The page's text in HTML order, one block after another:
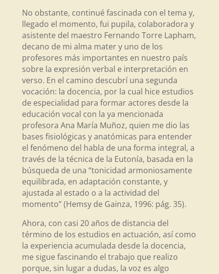
No obstante, continué fascinada con el tema y,
llegado el momento, fui pupila, colaboradora y
asistente del maestro Fernando Torre Lapham,
decano de mi alma mater y uno de los
profesores más importantes en nuestro país
sobre la expresión verbal e interpretación en
verso. En el camino descubrí una segunda
vocación: la docencia, por la cual hice estudios
de especialidad para formar actores desde la
educación vocal con la ya mencionada
profesora Ana María Muñoz, quien me dio las
bases fisiológicas y anatómicas para entender
el fenómeno del habla de una forma integral, a
través de la técnica de la Eutonía, basada en la
búsqueda de una “tonicidad armoniosamente
equilibrada, en adaptación constante, y
ajustada al estado o a la actividad del
momento” (Hemsy de Gainza, 1996: pág. 35).
Ahora, con casi 20 años de distancia del
término de los estudios en actuación, así como
la experiencia acumulada desde la docencia,
me sigue fascinando el trabajo que realizo
porque, sin lugar a dudas, la voz es algo